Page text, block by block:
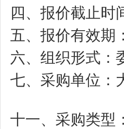
四、报价截止时
五、报价有效期：
六、组织形式：
七、采购单位：
十一、采购类型